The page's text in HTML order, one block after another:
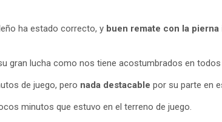
ha estado correcto, y buen remate con la
gran lucha como nos tiene acostumbrados en
de juego, pero nada destacable por su parte en
minutos que estuvo en el terreno de juego.